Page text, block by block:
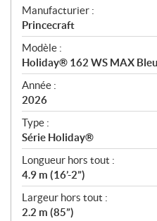
S
p
é
c
i
f
i
c
a
t
i
o
n
s
Manufacturier :
Princecraft
Modèle :
Holiday® 162 WS MAX
Année :
2026
Type :
Série Holiday®
Longueur hors tout :
4.9 m (16’-2”)
Largeur hors tout :
2.2 m (85”)